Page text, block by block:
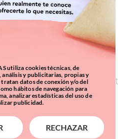
everything you need
utiliza cookies técnicas, de
y publicitarias, propias y
datos de conexión y/o del
hábitos de navegación para
analizar estadísticas del uso de
publicidad.
RECHAZAR